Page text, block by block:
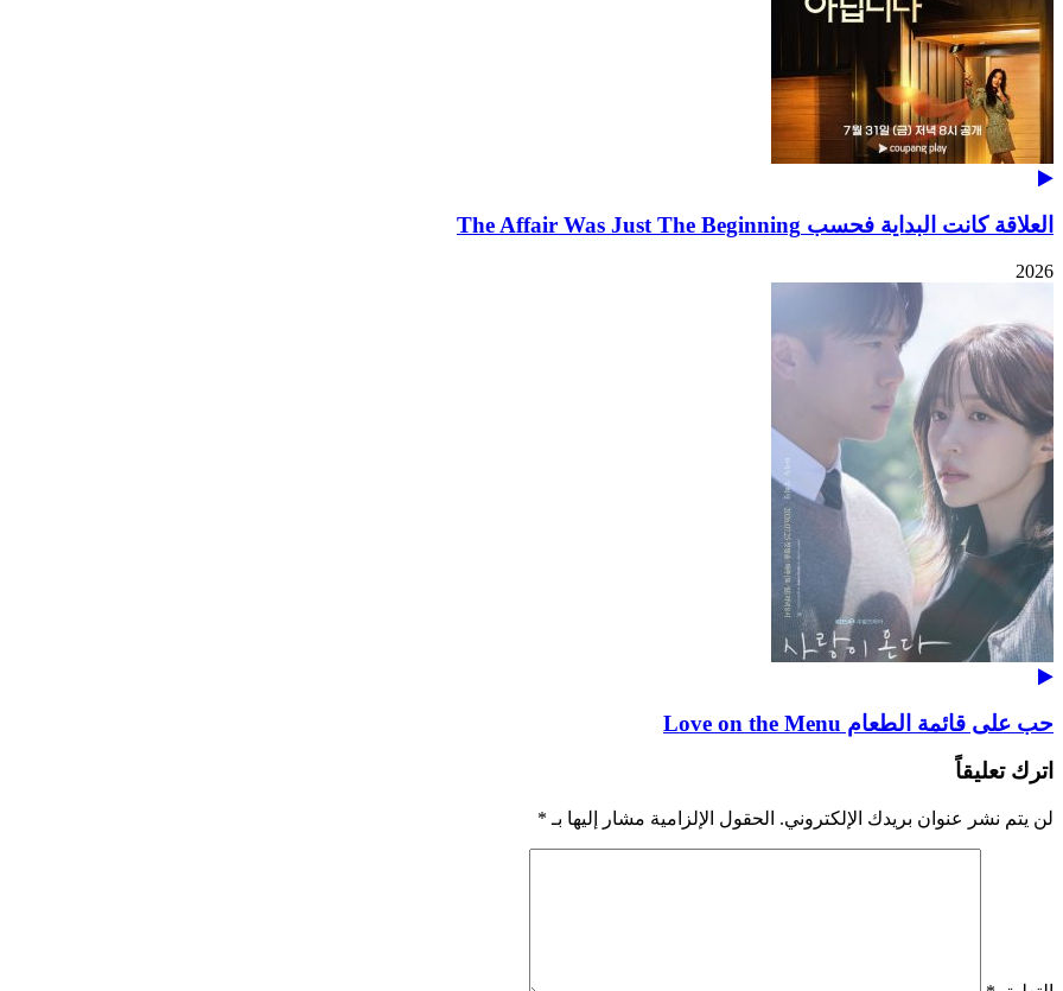
العلاقة كانت البداية فحسب The Affair Was Just The Beginning
2026
حب على قائمة الطعام Love on the Menu
اترك تعليقاً
لن يتم نشر عنوان بريدك الإلكتروني. الحقول الإلزامية مشار إليها بـ *